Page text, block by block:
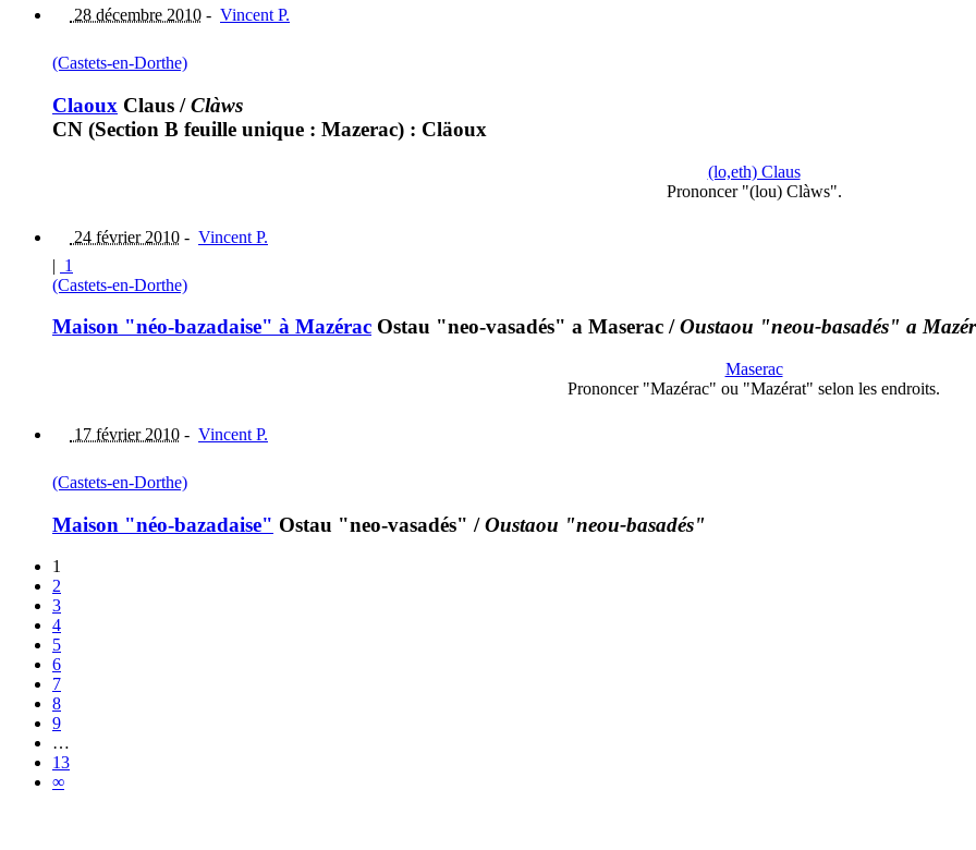
28 décembre 2010 - Vincent P.
(Castets-en-Dorthe)
Claoux Claus /Clàws
CN (Section B feuille unique : Mazerac) : Cläoux
(lo,eth) Claus
Prononcer "(lou) Clàws".
24 février 2010 - Vincent P.
| 1
(Castets-en-Dorthe)
Maison "néo-bazadaise" à Mazérac Ostau "neo-vasadés" a Maserac /Oustaou "neou-basadés" a
Maserac
Prononcer "Mazérac" ou "Mazérat" selon les endroits.
17 février 2010 - Vincent P.
(Castets-en-Dorthe)
Maison "néo-bazadaise" Ostau "neo-vasadés" /Oustaou "neou-basadés"
1
2
3
4
5
6
7
8
9
…
13
∞